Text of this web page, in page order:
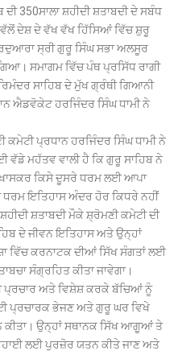
350ਸਾਲਾ ਸ਼ਹੀਦੀ ਸ਼ਤਾਬਦੀ ਦੇ ਸਬੰਧ
ਦੇਸ਼ ਦੇ ਵੱਖ ਵੱਖ ਹਿੱਸਿਆਂ ਵਿੱਚ ਸ਼ੁਰੂ
ਸ੍ਰੀ ਗੁਰੂ ਸਿੰਘ ਸਭਾ ਅਲਸੂਰ
ਸਮਾਗਮ ਵਿੱਚ ਪੰਥ ਪ੍ਰਸਿੱਧ ਰਾਗੀ
ਸਾਹਿਬ ਦੇ ਮੁੱਖ ਗ੍ਰੰਥੀ ਗਿਆਨੀ
ਐਡਵੋਕੇਟ ਹਰਜਿੰਦਰ ਸਿੰਘ ਧਾਮੀ ਨੇ
ਪ੍ਰਧਾਨ ਹਰਜਿੰਦਰ ਸਿੰਘ ਧਾਮੀ ਨੇ
ਵੱਡੇ ਮਹੱਤਵ ਵਾਲੀ ਹੈ ਕਿ ਗੁਰੂ ਸਾਹਿਬ ਨੇ
ਖਾਸਕਰ ਕਿਸੇ ਦੂਸਰੇ ਧਰਮ ਲਈ ਆਪਾ
ਧਰਮ ਇਤਿਹਾਸ ਅੰਦਰ ਹੋਰ ਕਿਧਰੇ ਨਹੀਂ
ਸ਼ਤਾਬਦੀ ਮੌਕੇ ਸ਼੍ਰੋਮਣੀ ਕਮੇਟੀ ਦੀ
ਦੇ ਜੀਵਨ ਇਤਿਹਾਸ ਅਤੇ ਉਨ੍ਹਾਂ
ਵਿੱਚ ਕਰਨਾਟਕ ਦੀਆਂ ਸਿੱਖ ਸੰਗਤਾਂ ਲਈ
ਸੰਗ੍ਰਹਿਤ ਕੀਤਾ ਜਾਵੇਗਾ।
ਪ੍ਰਚਾਰ ਅਤੇ ਵਿਸ਼ੇਸ਼ ਕਰਕੇ ਬੱਚਿਆਂ ਨੂੰ
ਪ੍ਰਚਾਰਕ ਭੇਜਣ ਅਤੇ ਗੁਰੂ ਘਰ ਵਿਖੇ
ਕੀਤਾ। ਉਨ੍ਹਾਂ ਸਥਾਨਕ ਸਿੱਖ ਆਗੂਆਂ ਤੇ
ਲਈ ਪੁਰਜ਼ੋਰ ਯਤਨ ਕੀਤੇ ਜਾਣ ਅਤੇ